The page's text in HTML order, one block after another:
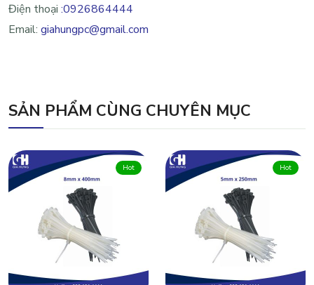
Điện thoại :0926864444
Email: giahungpc@gmail.com
SẢN PHẨM CÙNG CHUYÊN MỤC
Hot Hot